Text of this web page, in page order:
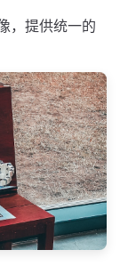
，提供统一的